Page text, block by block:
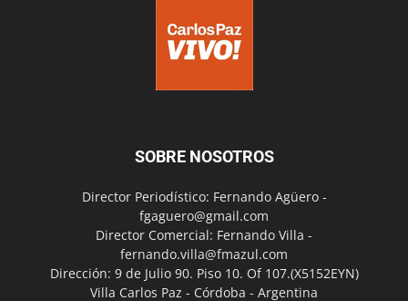
SOBRE NOSOTROS
Director Periodístico: Fernando Agüero -
fgaguero@gmail.com
Director Comercial: Fernando Villa -
fernando.villa@fmazul.com
Dirección: 9 de Julio 90. Piso 10. Of 107.(X5152EYN)
Villa Carlos Paz - Córdoba - Argentina